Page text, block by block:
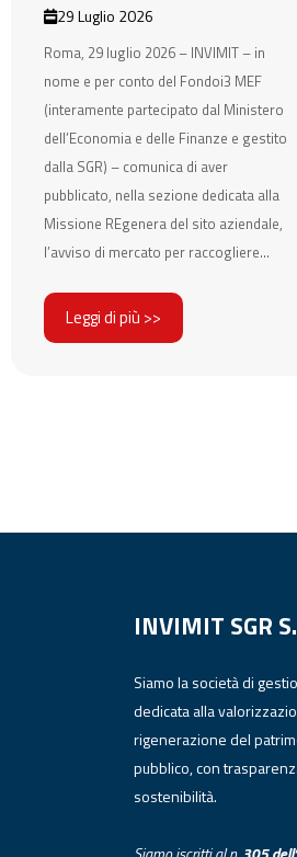
29 Luglio 2026
Roma, 29 luglio 2026 – INVIMIT – in
nome e per conto del Fondoi3 MEF
(interamente partecipato dal Ministero
dell’Economia e delle Finanze e gestito
dalla SGR) – comunica di aver
pubblicato, nella sezione dedicata alla
Missione REgenera del sito aziendale,
l’avviso di mercato per raccogliere...
Leggi di più >>
INVIMIT SGR
Siamo la società di
dedicata alla
rigenerazione del
pubblico, con
sostenibilità.